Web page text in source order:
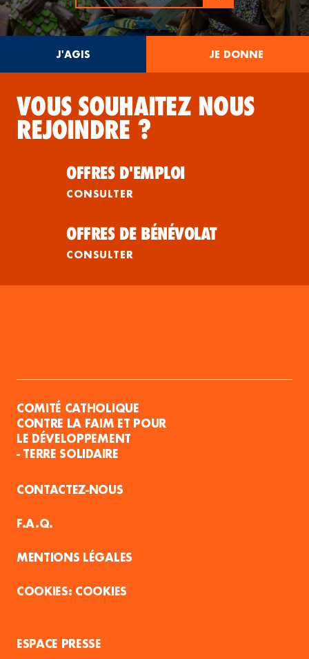
J'AGIS JE DONNE
VOUS SOUHAITEZ NOUS
REJOINDRE ?
OFFRES D'EMPLOI
CONSULTER
OFFRES DE BÉNÉVOLAT
CONSULTER
COMITÉ CATHOLIQUE
CONTRE LA FAIM ET POUR
LE DÉVELOPPEMENT
- TERRE SOLIDAIRE
CONTACTEZ-NOUS
F.A.Q.
MENTIONS LÉGALES
COOKIES
ESPACE PRESSE